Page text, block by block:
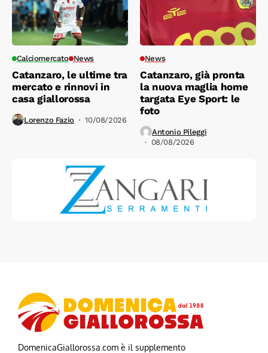
Calciomercato News
Catanzaro, le ultime tra
mercato e rinnovi in
casa giallorossa
Lorenzo Fazio 10/08/2026
News
Catanzaro, già pronta
la nuova maglia home
targata Eye Sport: le
foto
Antonio Pileggi
08/08/2026
DomenicaGiallorossa.com è il supplemento